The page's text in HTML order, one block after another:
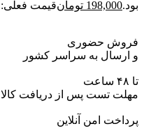
بود.198,000 تومانقیمت فعلی: 198,000 تومان.
فروش حضوری
و ارسال به سراسر کشور
تا ۴۸ ساعت
مهلت تست پس از دریافت کالا
پرداخت امن آنلاین